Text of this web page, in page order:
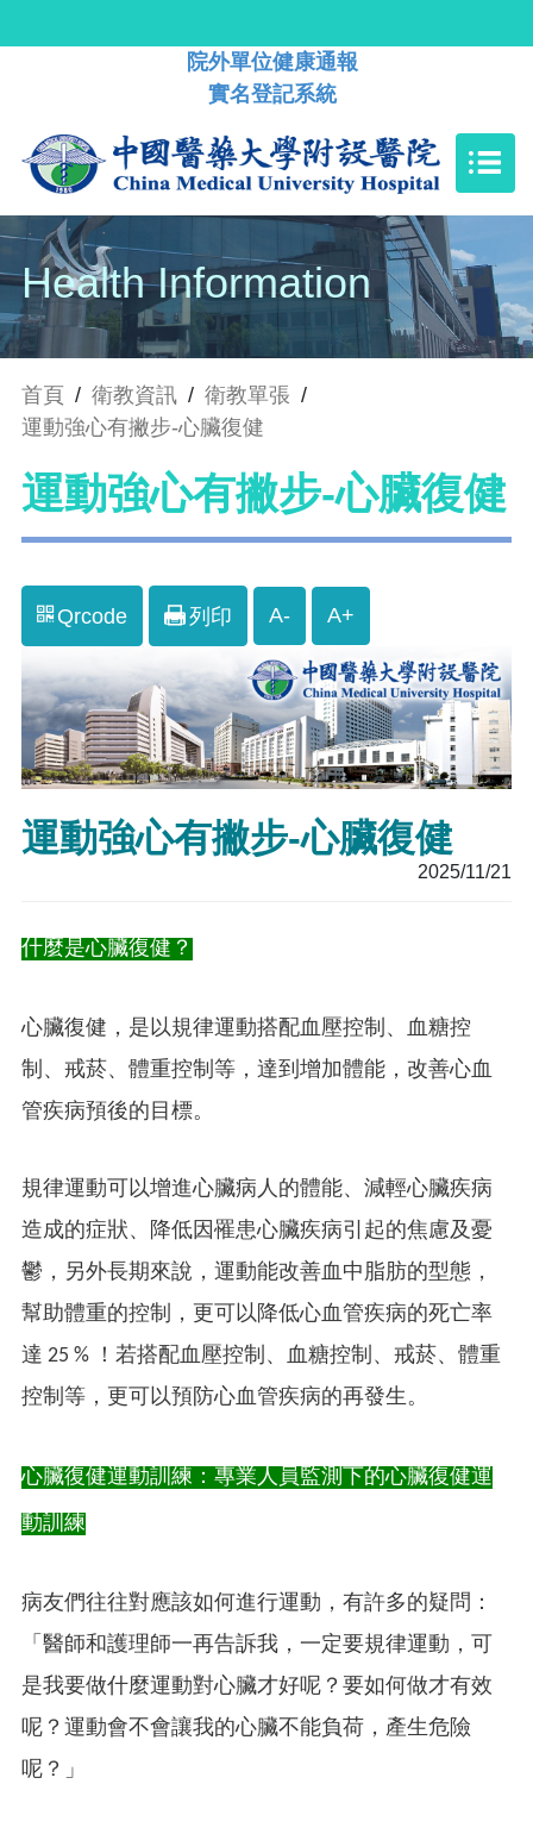
院外單位健康通報
實名登記系統
Health Information
首頁 / 衛教資訊 / 衛教單張 /
運動強心有撇步-心臟復健
運動強心有撇步-心臟復健
Qrcode 列印 A- A+
運動強心有撇步-心臟復健
2025/11/21
什麼是心臟復健？
心臟復健，是以規律運動搭配血壓控制、血糖控
制、戒菸、體重控制等，達到增加體能，改善心血
管疾病預後的目標。
規律運動可以增進心臟病人的體能、減輕心臟疾病
造成的症狀、降低因罹患心臟疾病引起的焦慮及憂
鬱，另外長期來說，運動能改善血中脂肪的型態，
幫助體重的控制，更可以降低心血管疾病的死亡率
達 25 % ！若搭配血壓控制、血糖控制、戒菸、體重
控制等，更可以預防心血管疾病的再發生。
心臟復健運動訓練：專業人員監測下的心臟復健運
動訓練
病友們往往對應該如何進行運動，有許多的疑問：
「醫師和護理師一再告訴我，一定要規律運動，可
是我要做什麼運動對心臟才好呢？要如何做才有效
呢？運動會不會讓我的心臟不能負荷，產生危險
呢？」